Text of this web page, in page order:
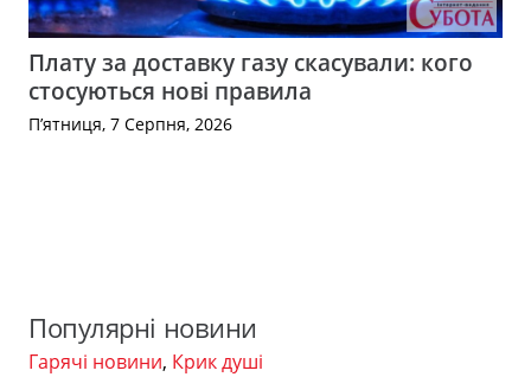
Плату за доставку газу скасували: кого
стосуються нові правила
П’ятниця, 7 Серпня, 2026
Популярні новини
Гарячі новини, Крик душі